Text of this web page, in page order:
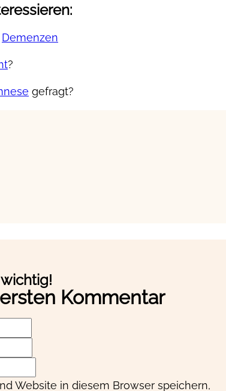
Demenzen
?
gefragt?
Kommentar
Website in diesem Browser speichern,